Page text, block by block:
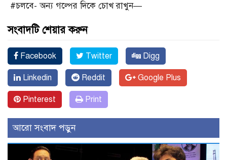
#চলবে- অন্য গল্পের দিকে চোখ রাখুন—
সংবাদটি শেয়ার করুন
Facebook Twitter Digg
Linkedin Reddit Google Plus
Pinterest Print
আরো সংবাদ পড়ুন